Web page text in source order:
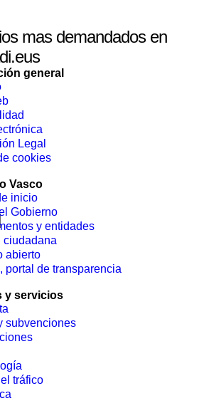
mas demandados en
general
Legal
cookies
Vasco
inicio
Gobierno
y entidades
ciudadana
abierto
portal de transparencia
y servicios
subvenciones
tráfico